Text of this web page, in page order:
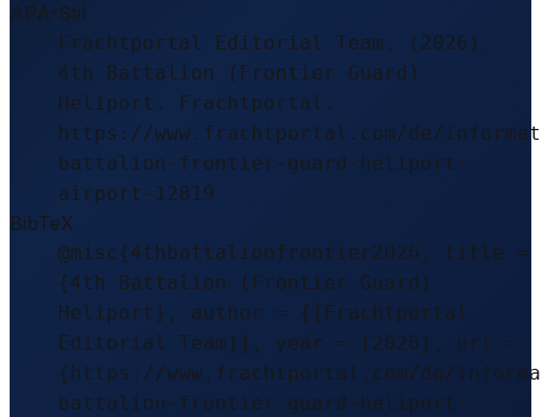
APA-Stil
Frachtportal Editorial Team. (2026).
4th Battalion (Frontier Guard)
Heliport. Frachtportal.
https://www.frachtportal.com/de/
battalion-frontier-guard-heliport-
airport-12819
BibTeX
@misc{4thbattalionfrontier2026, title =
{4th Battalion (Frontier Guard)
Heliport}, author = {{Frachtportal
Editorial Team}}, year = {2026}, url =
{https://www.frachtportal.com/de/
battalion-frontier-guard-heliport-